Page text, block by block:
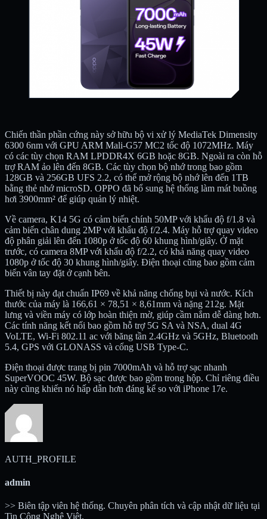
Chiến thần phần cứng này sở hữu bộ vi xử lý MediaTek Dimensity
6300 6nm với GPU ARM Mali-G57 MC2 tốc độ 1072MHz. Máy
có các tùy chọn RAM LPDDR4X 6GB hoặc 8GB. Ngoài ra còn hỗ
trợ RAM ảo lên đến 8GB. Các tùy chọn bộ nhớ trong bao gồm
128GB và 256GB UFS 2.2, có thể mở rộng bộ nhớ lên đến 1TB
bằng thẻ nhớ microSD. OPPO đã bổ sung hệ thống làm mát buồng
hơi 3900mm² để giúp quản lý nhiệt.
Về camera, K14 5G có cảm biến chính 50MP với khẩu độ f/1.8 và
cảm biến chân dung 2MP với khẩu độ f/2.4. Máy hỗ trợ quay video
độ phân giải lên đến 1080p ở tốc độ 60 khung hình/giây. Ở mặt
trước, có camera 8MP với khẩu độ f/2.2, có khả năng quay video
1080p ở tốc độ 30 khung hình/giây. Điện thoại cũng bao gồm cảm
biến vân tay đặt ở cạnh bên.
Thiết bị này đạt chuẩn IP69 về khả năng chống bụi và nước. Kích
thước của máy là 166,61 × 78,51 × 8,61mm và nặng 212g. Mặt
lưng và viền máy có lớp hoàn thiện mờ, giúp cầm nắm dễ dàng hơn.
Các tính năng kết nối bao gồm hỗ trợ 5G SA và NSA, dual 4G
VoLTE, Wi-Fi 802.11 ac với băng tần 2.4GHz và 5GHz, Bluetooth
5.4, GPS với GLONASS và cổng USB Type-C.
Điện thoại được trang bị pin 7000mAh và hỗ trợ sạc nhanh
SuperVOOC 45W. Bộ sạc được bao gồm trong hộp. Chỉ riêng điều
này cũng khiến nó hấp dẫn hơn đáng kể so với iPhone 17e.
AUTH_PROFILE
admin
>> Biên tập viên hệ thống. Chuyên phân tích và cập nhật dữ liệu tại
Tin Công Nghệ Việt.